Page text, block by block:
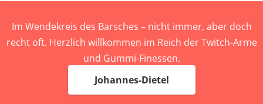
Im Wendekreis des Barsches – nicht immer, aber doch
recht oft. Herzlich willkommen im Reich der Twitch-Arme
und Gummi-Finessen.
Johannes-Dietel